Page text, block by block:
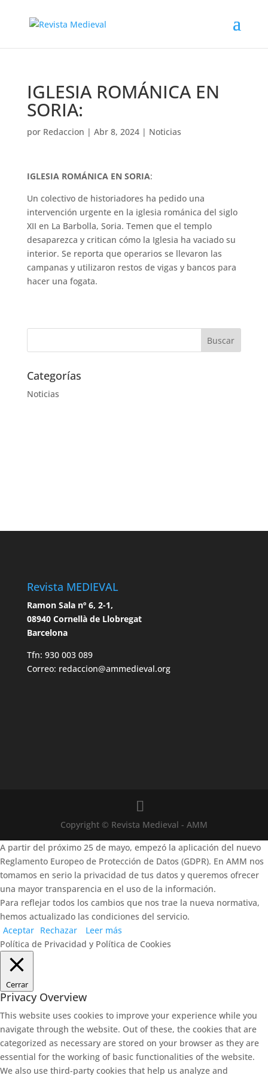
IGLESIA ROMÁNICA EN
SORIA:
por Redaccion | Abr 8, 2024| Noticias
IGLESIA ROMÁNICA EN SORIA:
Un colectivo de historiadores ha pedido una
intervención urgente en la iglesia románica del siglo
XII en La Barbolla, Soria. Temen que el templo
desaparezca y critican cómo la Iglesia ha vaciado su
interior. Se reporta que operarios se llevaron las
campanas y utilizaron restos de vigas y bancos para
hacer una fogata.
Categorías
Noticias
Revista MEDIEVAL
Ramon Sala nº 6, 2-1,
08940 Cornellà de Llobregat
Barcelona
Tfn: 930 003 089
Correo: redaccion@ammedieval.org
Copyright © Revista Medieval - AMM
A partir del próximo 25 de mayo, empezó la aplicación del nuevo
Reglamento Europeo de Protección de Datos (GDPR). En AMM nos
tomamos en serio la privacidad de tus datos y queremos ofrecer
una mayor transparencia en el uso de la información.
Para reflejar todos los cambios que nos trae la nueva normativa,
hemos actualizado las condiciones del servicio.
Aceptar Rechazar
Leer más
Política de Privacidad y Política de Cookies
Cerrar
Privacy Overview
This website uses cookies to improve your experience while you
navigate through the website. Out of these, the cookies that are
categorized as necessary are stored on your browser as they are
essential for the working of basic functionalities of the website.
We also use third-party cookies that help us analyze and